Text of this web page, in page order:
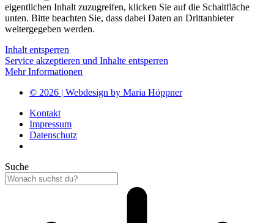
eigentlichen Inhalt zuzugreifen, klicken Sie auf die Schaltfläche
unten. Bitte beachten Sie, dass dabei Daten an Drittanbieter
weitergegeben werden.
Inhalt entsperren
Service akzeptieren und Inhalte entsperren
Mehr Informationen
© 2026 | Webdesign by Maria Höppner
Kontakt
Impressum
Datenschutz
Suche